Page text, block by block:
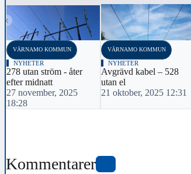
‹
VÄRNAMO KOMMUN
NYHETER
278 utan ström - åter
efter midnatt
27 november, 2025
18:28
VÄRNAMO KOMMUN
NYHETER
Avgrävd kabel – 528
utan el
21 oktober, 2025 12:31
Kommentarer